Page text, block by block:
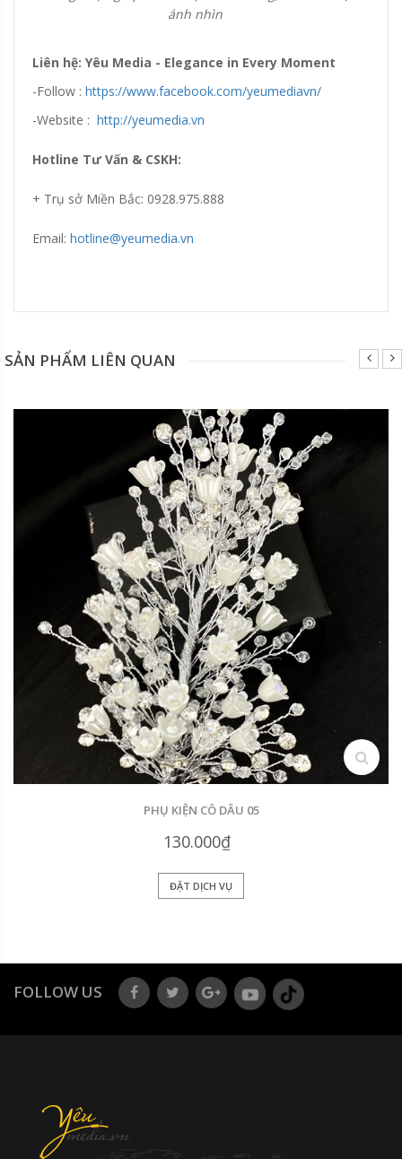
ánh nhìn
Liên hệ: Yêu Media - Elegance in Every Moment
-Follow : https://www.facebook.com/yeumediavn/
-Website : http://yeumedia.vn
Hotline Tư Vấn & CSKH:
+ Trụ sở Miền Bắc: 0928.975.888
Email: hotline@yeumedia.vn
SẢN PHẨM LIÊN QUAN
search
PHỤ KIỆN CÔ DÂU 05
130.000₫
ĐẶT DỊCH VỤ
FOLLOW US